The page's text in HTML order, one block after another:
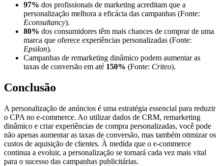
97% dos profissionais de marketing acreditam que a
personalização melhora a eficácia das campanhas (Fonte:
Econsultancy).
80% dos consumidores têm mais chances de comprar de uma
marca que oferece experiências personalizadas (Fonte:
Epsilon).
Campanhas de remarketing dinâmico podem aumentar as
taxas de conversão em até 150% (Fonte: Criteo).
Conclusão
A personalização de anúncios é uma estratégia essencial para reduzir
o CPA no e-commerce. Ao utilizar dados de CRM, remarketing
dinâmico e criar experiências de compra personalizadas, você pode
não apenas aumentar as taxas de conversão, mas também otimizar os
custos de aquisição de clientes. À medida que o e-commerce
continua a evoluir, a personalização se tornará cada vez mais vital
para o sucesso das campanhas publicitárias.